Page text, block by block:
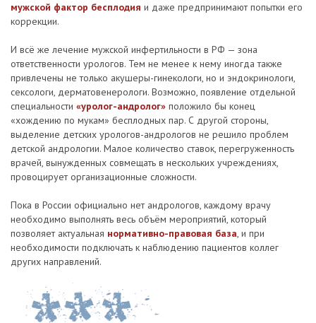
мужской фактор бесплодия и даже предпринимают попытки его
коррекции.
И всё же лечение мужской инфертильности в РФ — зона
ответственности урологов. Тем не менее к нему иногда также
привлечены не только акушеры-гинекологи, но и эндокринологи,
сексологи, дерматовенерологи. Возможно, появление отдельной
специальности «уролог-андролог» положило бы конец
«хождению по мукам» бесплодных пар. С другой стороны,
выделение детских урологов-андрологов не решило проблем
детской андрологии. Малое количество ставок, перегруженность
врачей, вынужденных совмещать в нескольких учреждениях,
провоцирует организационные сложности.
Пока в России официально нет андрологов, каждому врачу
необходимо выполнять весь объём мероприятий, который
позволяет актуальная нормативно-правовая база, и при
необходимости подключать к наблюдению пациентов коллег
других направлений.